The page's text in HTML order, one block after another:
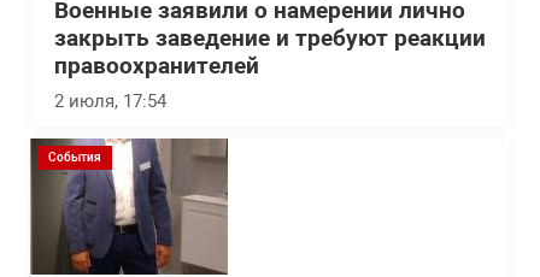
Военные заявили о намерении лично
закрыть заведение и требуют реакции
правоохранителей
2 июля, 17:54
События